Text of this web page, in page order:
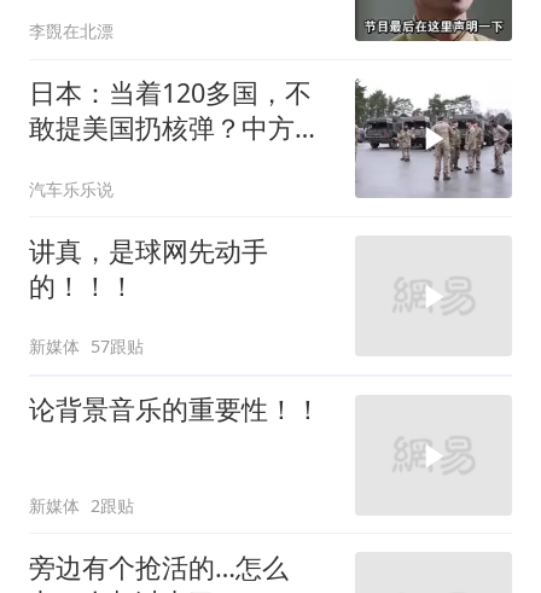
李覴在北漂
日本：当着120多国，不
敢提美国扔核弹？中方：
汽车乐乐说
讲真，是球网先动手
的！！！
新媒体 57跟贴
论背景音乐的重要性！！
新媒体 2跟贴
旁边有个抢活的…怎么